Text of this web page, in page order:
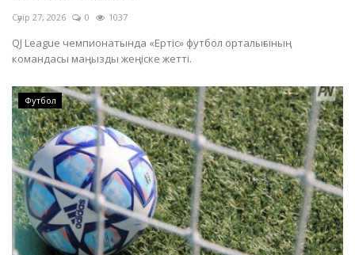
Сәуір 27, 2026 0 1037
QJ League чемпионатында «Ертіс» футбол орталығының
командасы маңызды жеңіске жетті.
Футбол